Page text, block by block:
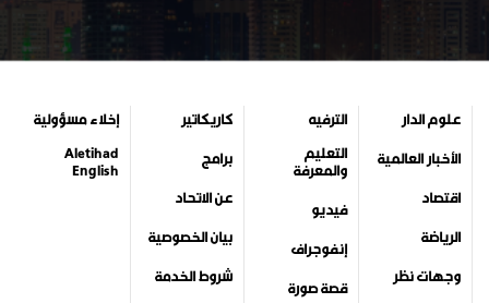
علوم الدار
الأخبار العالمية
اقتصاد
الرياضة
وجهات نظر
الترفيه
التعليم
والمعرفة
فيديو
إنفوجراف
قصة صورة
كاريكاتير
برامج
عن الاتحاد
بيان الخصوصية
شروط الخدمة
إخلاء مسؤولية
Aletihad
English